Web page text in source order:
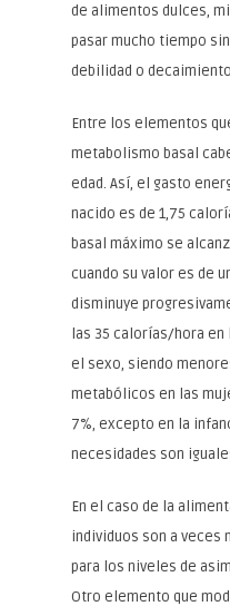
de alimentos dulces,
pasar mucho tiempo
debilidad o
Entre los elementos
metabolismo basal
edad. Así, el gasto
nacido es de 1,75
basal máximo se
cuando su valor es de
disminuye
las 35 calorías/hora
el sexo, siendo
metabólicos en las
7%, excepto en la
necesidades son
En el caso de la
individuos son a veces
para los niveles de
Otro elemento que